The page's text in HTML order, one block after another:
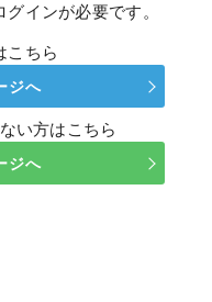
インが必要です。
こちら
ジへ
い方はこちら
ジへ